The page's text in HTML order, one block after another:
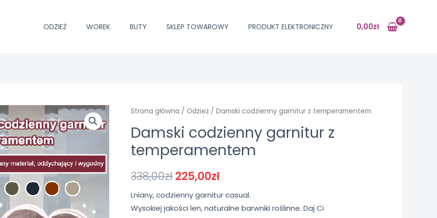
ODZIEŻ WOREK BUTY SKLEP TOWAROWY PRODUKT ELEKTRONICZNY 0,00zł
Strona główna /Odzież / Damski codzienny garnitur z temperamentem
Damski codzienny garnitur z
temperamentem
338,00zł225,00zł
Lniany, codzienny garnitur casual.
Wysokiej jakości len, naturalne barwniki roślinne. Daj Ci